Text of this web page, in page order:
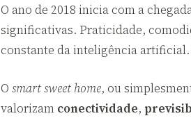
O ano de 2018 inicia com a
significativas. Praticidade,
constante da inteligência
O smart sweet home, ou
valorizam conectividade,